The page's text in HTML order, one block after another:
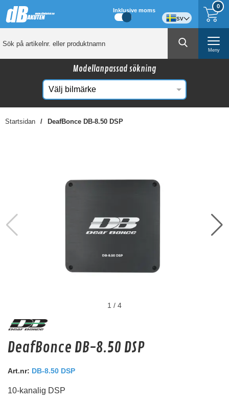
0
Inklusive moms
sv
Meny
Modellanpassad sökning
Startsidan DeafBonce DB-8.50 DSP
ACR HCA-8S (Svart)
8mm2 fintrådig OFC kabel i transparent svart färg.
Snabblager 1-3 dagar
1 / 4
DeafBonce DB-8.50 DSP
Art.nr: DB-8.50 DSP
10-kanalig DSP